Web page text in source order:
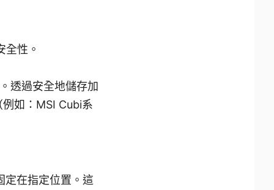
全性。
透過安全地儲存加
如：MSI Cubi系
定在指定位置。這